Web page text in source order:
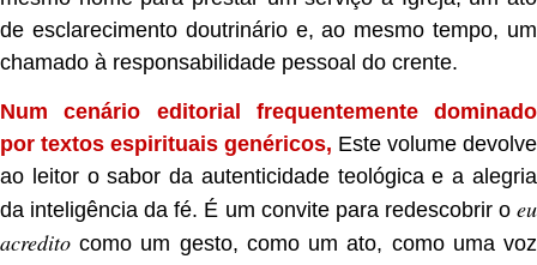
de esclarecimento doutrinário e, ao mesmo tempo, um
chamado à responsabilidade pessoal do crente.
Num cenário editorial frequentemente dominado
por textos espirituais genéricos, Este volume devolve
ao leitor o sabor da autenticidade teológica e a alegria
da inteligência da fé. É um convite para redescobrir o eu
acredito como um gesto, como um ato, como uma voz